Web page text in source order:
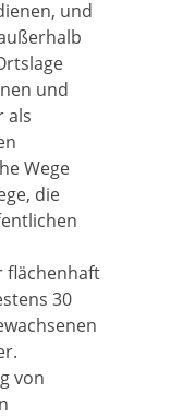
und
und
als
Wege
die
flächenhaft
30
von